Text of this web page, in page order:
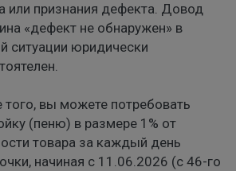
или признания дефекта. Довод
«дефект не обнаружен» в
ситуации юридически
того, вы можете потребовать
(пеню) в размере 1% от
товара за каждый день
начиная с 11.06.2026 (с 46-го